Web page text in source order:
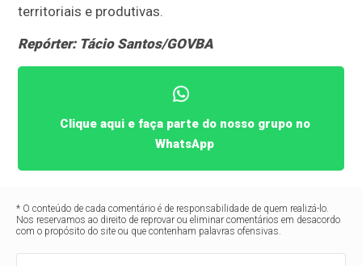
territoriais e produtivas.
Repórter: Tácio Santos/GOVBA
Clique aqui e faça parte do nosso grupo no
WhatsApp
* O conteúdo de cada comentário é de responsabilidade de quem realizá-lo.
Nos reservamos ao direito de reprovar ou eliminar comentários em desacordo
com o propósito do site ou que contenham palavras ofensivas.